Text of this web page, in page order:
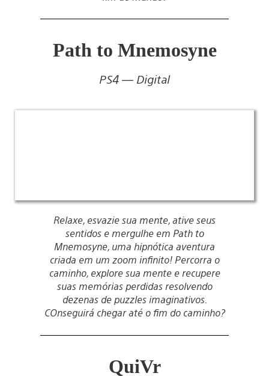
Path to Mnemosyne
PS4 — Digital
Relaxe, esvazie sua mente, ative seus
sentidos e mergulhe em Path to
Mnemosyne, uma hipnótica aventura
criada em um zoom infinito! Percorra o
caminho, explore sua mente e recupere
suas memórias perdidas resolvendo
dezenas de puzzles imaginativos.
COnseguirá chegar até o fim do caminho?
QuiVr